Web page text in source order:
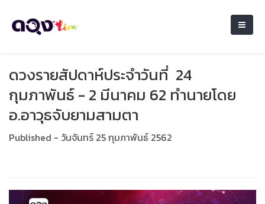
ดวงรายสัปดาห์ประจำวันที่ 24
กุมภาพันธ์ - 2 มีนาคม 62 ทำนายโดย
อ.อาวุธจับยามสามตา
Published - วันจันทร์ 25 กุมภาพันธ์ 2562